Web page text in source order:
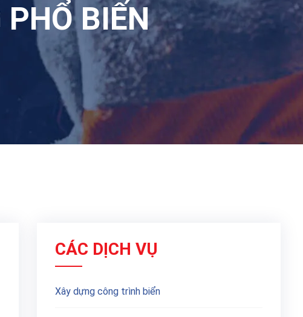
BIẾN
CÁC DỊCH VỤ
Xây dựng công trình biển